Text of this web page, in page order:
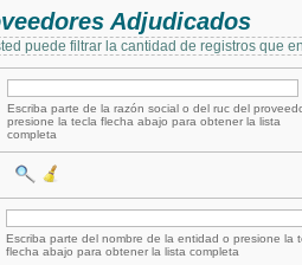
Adjudicados
puede filtrar la cantidad de registros que
Escriba parte de la razón social o del ruc del
presione la tecla flecha abajo para obtener la lista
completa
Escriba parte del nombre de la entidad o presione la
flecha abajo para obtener la lista completa